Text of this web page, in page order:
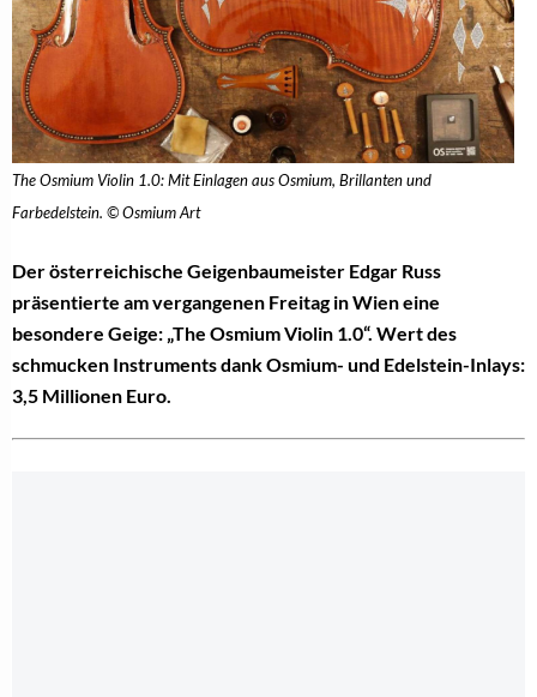
The Osmium Violin 1.0: Mit Einlagen aus Osmium, Brillanten und
Farbedelstein. © Osmium Art
Der österreichische Geigenbaumeister Edgar Russ
präsentierte am vergangenen Freitag in Wien eine
besondere Geige: „The Osmium Violin 1.0“. Wert des
schmucken Instruments dank Osmium- und Edelstein-Inlays:
3,5 Millionen Euro.